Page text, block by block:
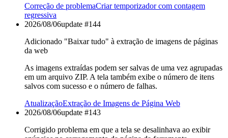
Correção de problemaCriar temporizador com contagem
regressiva
2026/08/06update #144
Adicionado "Baixar tudo" à extração de imagens de páginas
da web
As imagens extraídas podem ser salvas de uma vez agrupadas
em um arquivo ZIP. A tela também exibe o número de itens
salvos com sucesso e o número de falhas.
AtualizaçãoExtração de Imagens de Página Web
2026/08/06update #143
Corrigido problema em que a tela se desalinhava ao exibir